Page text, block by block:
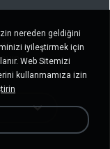
nereden geldiğini
iyileştirmek için
Web Sitemizi
kullanmamıza izin